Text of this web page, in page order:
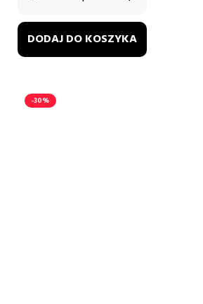
DODAJ DO KOSZYKA
-30%